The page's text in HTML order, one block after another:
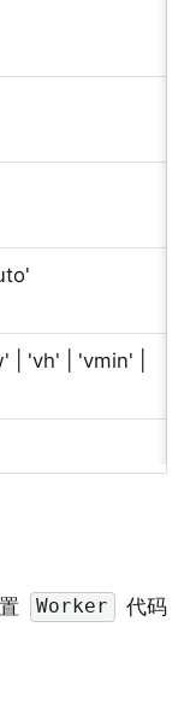
| 'vh' | 'vmin' |
Worker
代码